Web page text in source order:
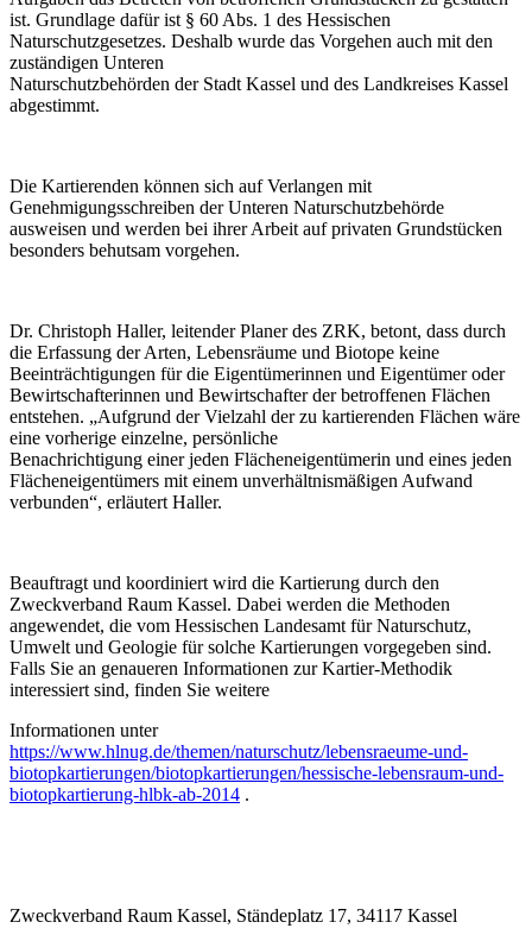
ist. Grundlage dafür ist § 60 Abs. 1 des Hessischen
Naturschutzgesetzes. Deshalb wurde das Vorgehen auch mit den
zuständigen Unteren
Naturschutzbehörden der Stadt Kassel und des Landkreises Kassel
abgestimmt.
Die Kartierenden können sich auf Verlangen mit
Genehmigungsschreiben der Unteren Naturschutzbehörde
ausweisen und werden bei ihrer Arbeit auf privaten Grundstücken
besonders behutsam vorgehen.
Dr. Christoph Haller, leitender Planer des ZRK, betont, dass durch
die Erfassung der Arten, Lebensräume und Biotope keine
Beeinträchtigungen für die Eigentümerinnen und Eigentümer oder
Bewirtschafterinnen und Bewirtschafter der betroffenen Flächen
entstehen. „Aufgrund der Vielzahl der zu kartierenden Flächen wäre
eine vorherige einzelne, persönliche
Benachrichtigung einer jeden Flächeneigentümerin und eines jeden
Flächeneigentümers mit einem unverhältnismäßigen Aufwand
verbunden“, erläutert Haller.
Beauftragt und koordiniert wird die Kartierung durch den
Zweckverband Raum Kassel. Dabei werden die Methoden
angewendet, die vom Hessischen Landesamt für Naturschutz,
Umwelt und Geologie für solche Kartierungen vorgegeben sind.
Falls Sie an genaueren Informationen zur Kartier-Methodik
interessiert sind, finden Sie weitere
Informationen unter
https://www.hlnug.de/themen/naturschutz/lebensraeume-und-
biotopkartierungen/biotopkartierungen/hessische-lebensraum-und-
biotopkartierung-hlbk-ab-2014 .
Zweckverband Raum Kassel, Ständeplatz 17, 34117 Kassel